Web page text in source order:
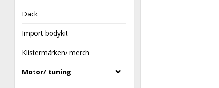
Däck
Import bodykit
Klistermärken/ merch
Motor/ tuning